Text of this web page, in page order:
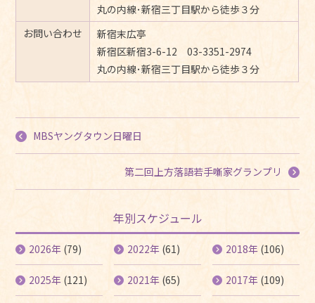
丸の内線･新宿三丁目駅から徒歩３分
お問い合わせ
新宿末広亭
新宿区新宿3-6-12 03-3351-2974
丸の内線･新宿三丁目駅から徒歩３分
MBSヤングタウン日曜日
第二回上方落語若手噺家グランプリ
年別スケジュール
2026年 (79)
2025年 (121)
2022年 (61)
2021年 (65)
2018年(106)
2017年(109)